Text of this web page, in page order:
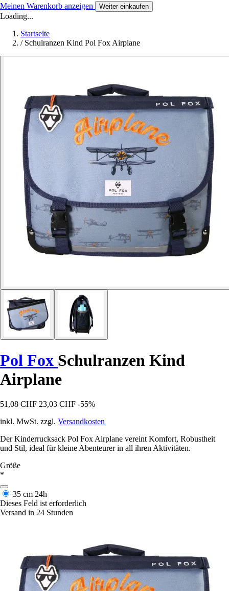
Meinen Warenkorb anzeigen Weiter einkaufen
Loading...
Startseite
/ Schulranzen Kind Pol Fox Airplane
Pol Fox Schulranzen Kind
Airplane
51,08 CHF 23,03 CHF -55%
inkl. MwSt. zzgl. Versandkosten
Der Kinderrucksack Pol Fox Airplane vereint Komfort, Robustheit
und Stil, ideal für kleine Abenteurer in all ihren Aktivitäten.
Größe
*
35 cm 24h
Dieses Feld ist erforderlich
Versand in 24 Stunden